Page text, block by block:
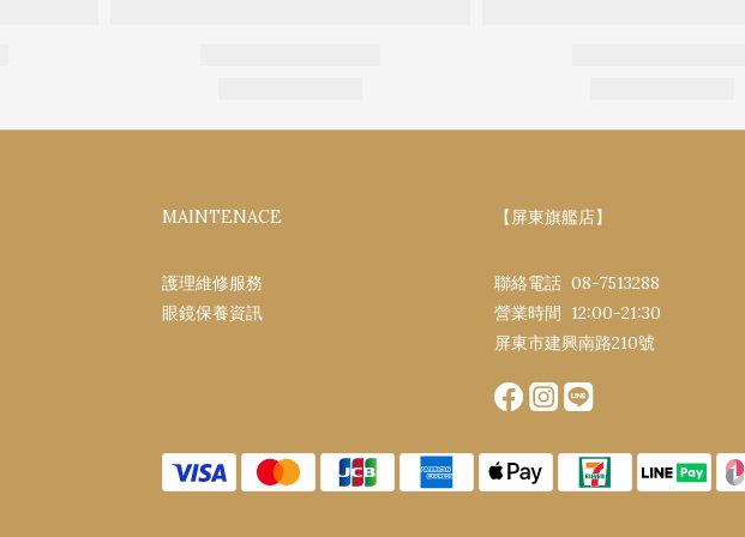
MAINTENACE
護理維修服務
眼鏡保養資訊
【屏東旗艦店】
聯絡電話 08-7513288
營業時間 12:00-21:30​
屏東市建興南路​210號